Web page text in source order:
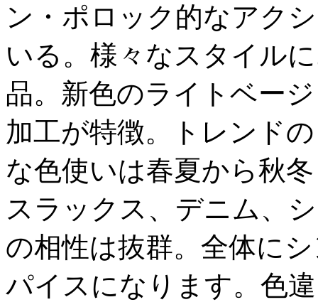
ン・ポロック的なアク
いる。様々なスタイル
品。新色のライトベー
加工が特徴。トレンド
な色使いは春夏から秋
スラックス、デニム、
の相性は抜群。全体に
パイスになります。色